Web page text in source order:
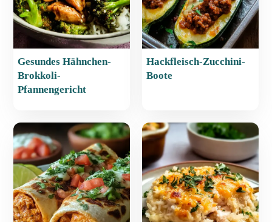
Gesundes Hähnchen-
Brokkoli-
Pfannengericht
Hackfleisch-Zucchini-
Boote